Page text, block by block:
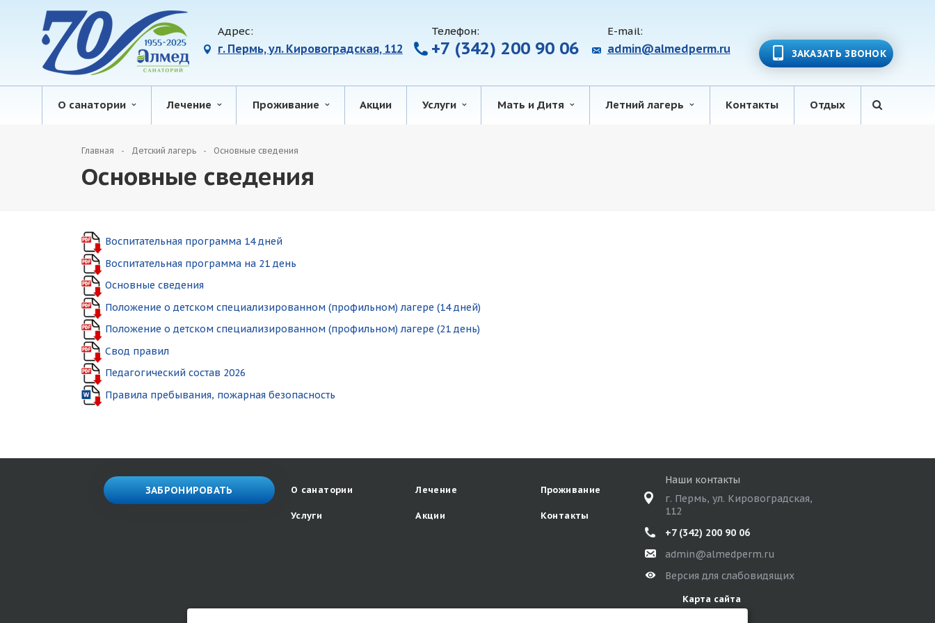
Адрес:
г. Пермь, ул. Кировоградская, 112
Телефон:
+7 (342) 200 90 06
E-mail:
admin@almedperm.ru ЗАКАЗАТЬ ЗВОНОК
О санатории Лечение Проживание Акции Услуги Мать и Дитя Летний лагерь Контакты Отдых
Главная Детский лагерь Основные сведения
Основные сведения
Воспитательная программа 14 дней
Воспитательная программа на 21 день
Основные сведения
Положение о детском специализированном (профильном) лагере (14 дней)
Положение о детском специализированном (профильном) лагере (21 день)
Свод правил
Педагогический состав 2026
Правила пребывания, пожарная безопасность
ЗАБРОНИРОВАТЬ О санатории Лечение Проживание
Услуги Акции Контакты
Наши контакты
г. Пермь, ул. Кировоградская,
112
+7 (342) 200 90 06
admin@almedperm.ru
Версия для слабовидящих
Карта сайта